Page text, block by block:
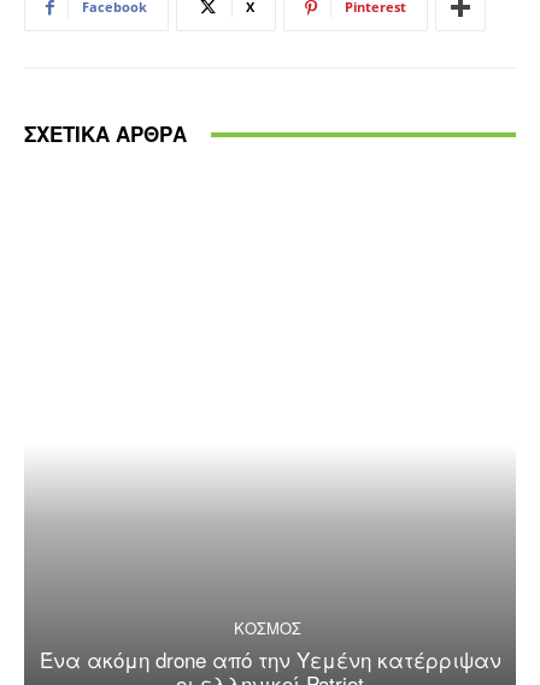
Facebook X Pinterest
ΣΧΕΤΙΚΑ ΑΡΘΡΑ
ΚΟΣΜΟΣ
Ένα ακόμη drone από την Υεμένη κατέρριψαν